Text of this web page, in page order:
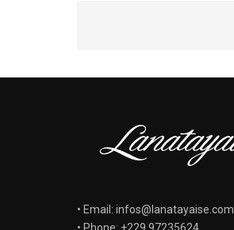
• Email: infos@lanatayaise.com